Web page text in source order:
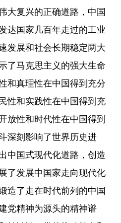
大复兴的正确道路，中国
达国家几百年走过的工业
发展和社会长期稳定两大
了马克思主义的强大生命
和真理性在中国得到充分
性和实践性在中国得到充
放性和时代性在中国得到
深刻影响了世界历史进
中国式现代化道路，创造
了发展中国家走向现代化
造了走在时代前列的中国
党精神为源头的精神谱